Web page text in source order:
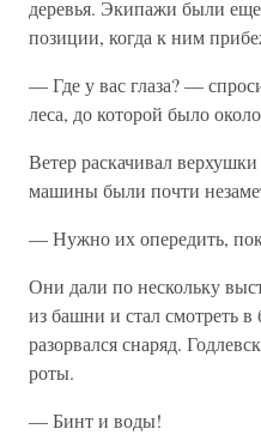
деревья. Экипажи были
позиции, когда к ним
— Где у вас глаза? —
леса, до которой было
Ветер раскачивал
машины были почти
— Нужно их опередить,
Они дали по нескольку
из башни и стал смотреть
разорвался снаряд.
роты.
— Бинт и воды!